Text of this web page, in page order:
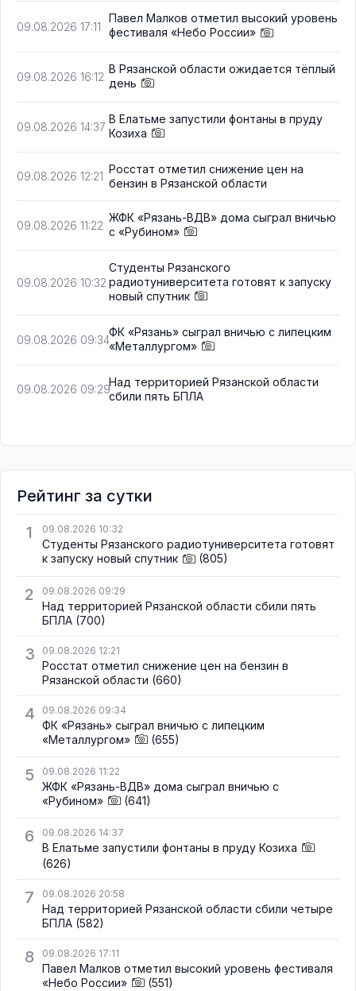
09.08.2026 17:11
Павел Малков отметил высокий уровень
фестиваля «Небо России»
09.08.2026 16:12
В Рязанской области ожидается тёплый
день
09.08.2026 14:37
В Елатьме запустили фонтаны в пруду
Козиха
09.08.2026 12:21
Росстат отметил снижение цен на
бензин в Рязанской области
09.08.2026 11:22
ЖФК «Рязань-ВДВ» дома сыграл вничью
с «Рубином»
09.08.2026 10:32
Студенты Рязанского
радиотуниверситета готовят к запуску
новый спутник
09.08.2026 09:34
ФК «Рязань» сыграл вничью с липецким
«Металлургом»
09.08.2026 09:29
Над территорией Рязанской области
сбили пять БПЛА
Рейтинг за сутки
1
09.08.2026 10:32
Студенты Рязанского радиотуниверситета готовят
к запуску новый спутник
(805)
2 09.08.2026 09:29
Над территорией Рязанской области сбили пять
БПЛА (700)
3 09.08.2026 12:21
Росстат отметил снижение цен на бензин в
Рязанской области (660)
4 09.08.2026 09:34
ФК «Рязань» сыграл вничью с липецким
«Металлургом»
(655)
5 09.08.2026 11:22
ЖФК «Рязань-ВДВ» дома сыграл вничью с
«Рубином»
(641)
6 09.08.2026 14:37
В Елатьме запустили фонтаны в пруду Козиха
(626)
7 09.08.2026 20:58
Над территорией Рязанской области сбили четыре
БПЛА (582)
8 09.08.2026 17:11
Павел Малков отметил высокий уровень фестиваля
«Небо России»
(551)